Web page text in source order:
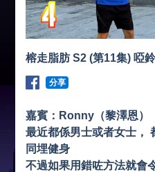
榕走脂肪 S2 (第11集) 啞
分享
嘉賓：Ronny（黎澤恩）
最近都係男士或者女士，
同埋健身
不過如果用錯咗方法就會